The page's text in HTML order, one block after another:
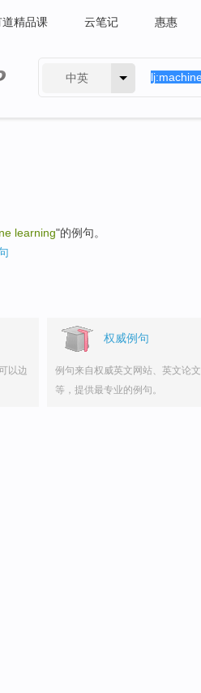
道精品课 云笔记 惠惠
中英
learning"的例句。
以边
权威例句
例句来自权威英文网站、英文论文
等，提供最专业的例句。